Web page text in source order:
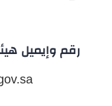
رقم وإيميل